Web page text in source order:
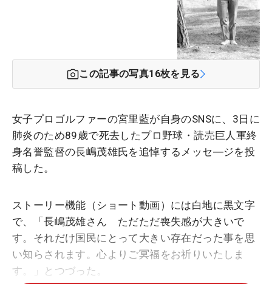
この記事の写真16枚を見る
女子プロゴルファーの宮里藍が自身のSNSに、3日に
肺炎のため89歳で死去したプロ野球・読売巨人軍終
身名誉監督の長嶋茂雄氏を追悼するメッセ―ジを投
稿した。
ストーリー機能（ショート動画）には白地に黒文字
で、「長嶋茂雄さん ただただ喪失感が大きいで
す。それだけ国民にとって大きい存在だった事を思
い知らされます。心よりご冥福をお祈りいたしま
す。」とつづった。